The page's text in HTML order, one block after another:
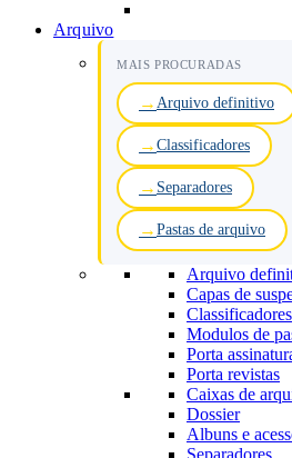
Arquivo
MAIS PROCURADAS
Arquivo definitivo
Classificadores
Separadores
Pastas de arquivo
Arquivo
Capas de
Classificadores
Modulos de
Porta
Porta revistas
Caixas de
Dossier
Albuns e
Separadores